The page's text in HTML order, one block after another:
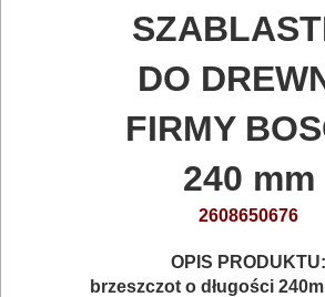
METALU
gwoździarek
DO
FIRMY
240 mm
2608650676
OPIS PRODUKTU:
brzeszczot o długości